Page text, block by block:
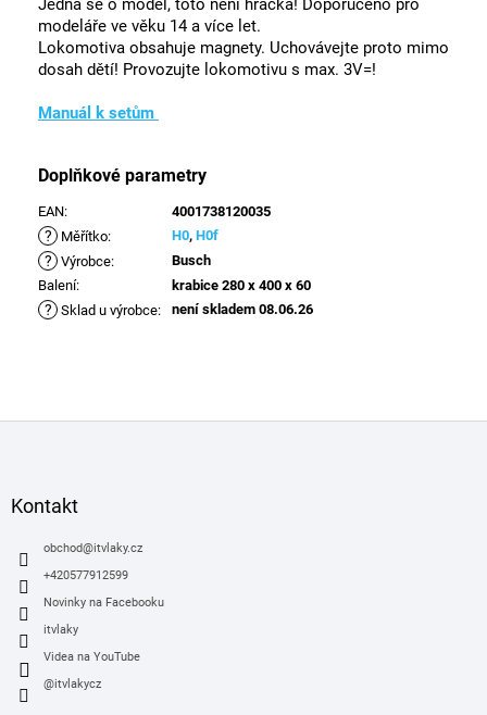
Jedná se o model , toto není hračka! Doporučeno pro
modeláře ve věku 14 a více let.
Lokomotiva obsahuje magnety. Uchovávejte proto mimo
dosah dětí! Provozujte lokomotivu s max. 3V=!
Manuál k setům
Doplňkové parametry
EAN: 4001738120035
? Měřítko: H0, H0f
? Výrobce:
Busch
Balení: krabice 280 x 400 x 60
? Sklad u výrobce: není skladem 08.06.26
Kontakt
obchod@itvlaky.cz
+420577912599
Novinky na Facebooku
itvlaky
Videa na YouTube
@itvlakycz